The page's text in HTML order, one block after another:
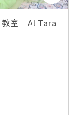
室｜Al Tara